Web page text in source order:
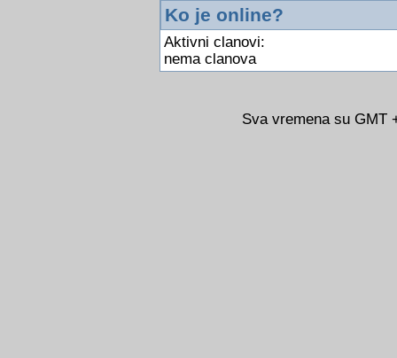
Ko je online?
Aktivni clanovi:
nema clanova
Sva vremena su GMT